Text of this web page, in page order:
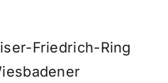
Friedrich-Ring